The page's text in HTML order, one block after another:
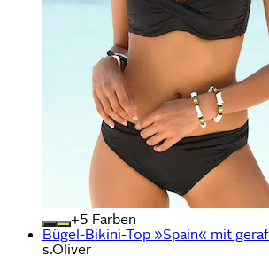
+
Farben
Bügel-Bikini-Top »Spain« mit
s.Oliver